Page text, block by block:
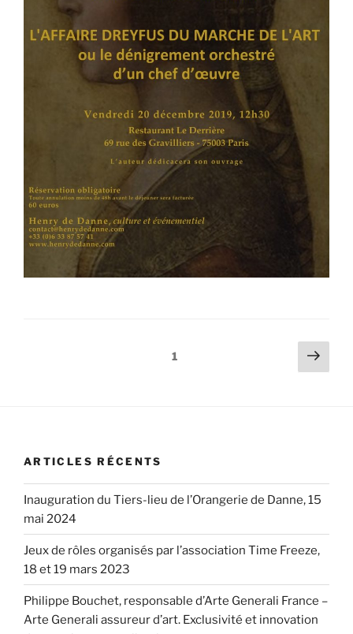
Page1
Page
ARTICLES RÉCENTS
Inauguration du Tiers-lieu de l’Orangerie de Danne, 15
mai 2024
Jeux de rôles organisés par l’association Time Freeze,
18 et 19 mars 2023
Philippe Bouchet, responsable d’Arte Generali France –
Arte Generali assureur d’art. Exclusivité et innovation